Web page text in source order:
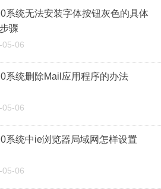
系统无法安装字体按钮灰色的具体
骤
05-06
系统删除Mail应用程序的办法
05-06
系统中ie浏览器局域网怎样设置
05-06